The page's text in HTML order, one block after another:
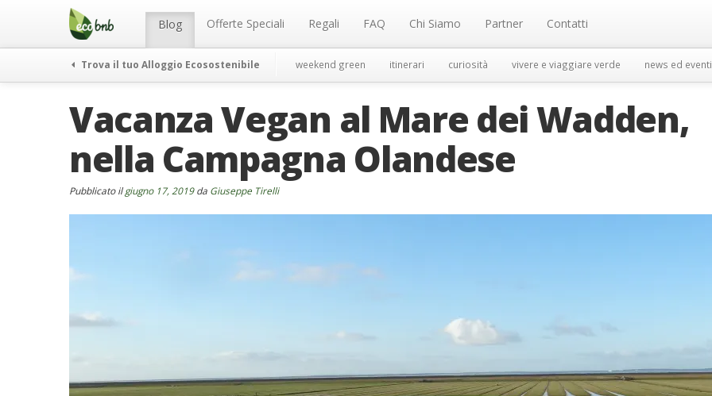
Menu Blog Offerte Speciali Regali FAQ Chi Siamo Partner Contatti
Trova il tuo Alloggio Ecosostenibile weekend green itinerari curiosità vivere e viaggiare verde news ed eventi
Vacanza Vegan al Mare dei Wadden,
nella Campagna Olandese
Pubblicato ilgiugno 17, 2019da Giuseppe Tirelli